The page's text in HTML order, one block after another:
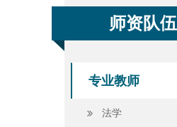
师资队伍
专业教师
法学